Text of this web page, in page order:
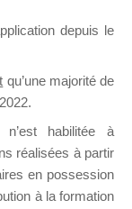
depuis le
qu’une majorité de
habilitée à
réalisées à partir
en possession
à la formation